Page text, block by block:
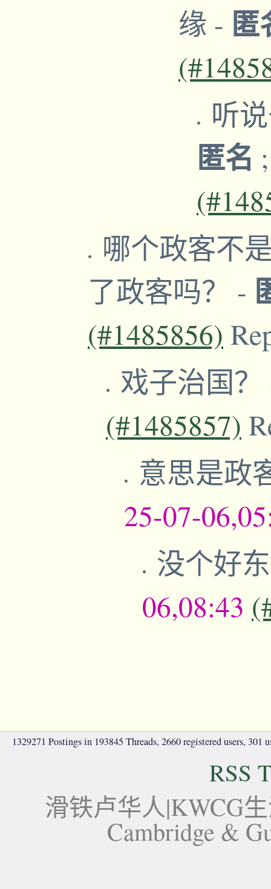
缘 -
听
匿名
哪个政客不
了政客吗？ -
(#1485856)
戏子治国？
(#1485857)
意思是政
25-07-
没个好
06,08:43
1329271 Postings in 193845 Threads, 2660 registered users, 301
RSS
滑铁卢华人|KWCG
Cambridge &